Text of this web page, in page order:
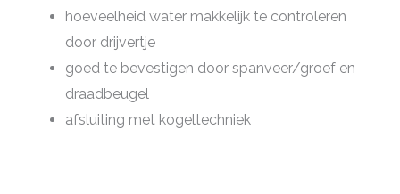
hoeveelheid water makkelijk te controleren
door drijvertje
goed te bevestigen door spanveer/groef en
draadbeugel
afsluiting met kogeltechniek